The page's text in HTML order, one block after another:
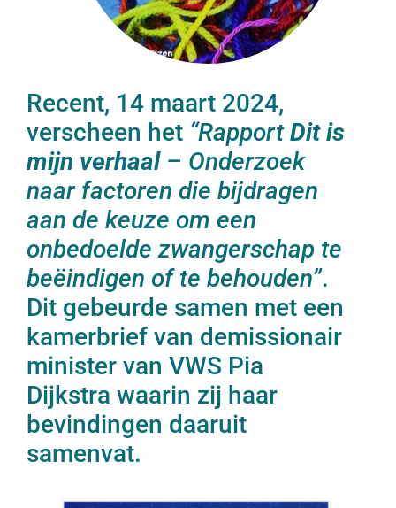
Recent, 14 maart 2024,
verscheen het “RapportDit is
mijn verhaal– Onderzoek
naar factoren die bijdragen
aan de keuze om een
onbedoelde zwangerschap te
beëindigen of te behouden”.
Dit gebeurde samen met een
kamerbrief van demissionair
minister van VWS Pia
Dijkstra waarin zij haar
bevindingen daaruit
samenvat.